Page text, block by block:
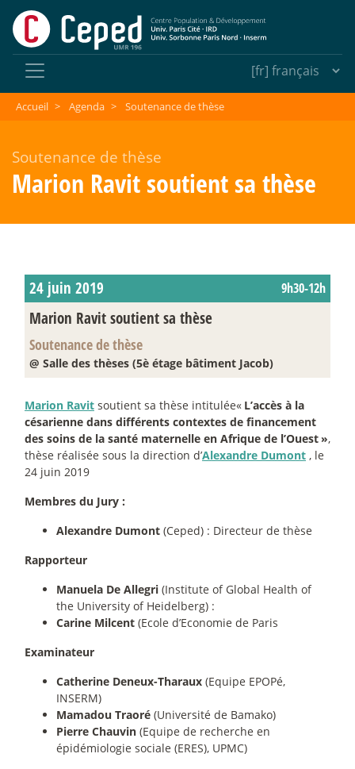
Accueil > Agenda > Soutenance de thèse
Soutenance de thèse
Marion Ravit soutient sa thèse
24 juin 2019 9h30-12h
Marion Ravit soutient sa thèse
Soutenance de thèse
@ Salle des thèses (5è étage bâtiment Jacob)
Marion Ravit soutient sa thèse intitulée« L’accès à la
césarienne dans différents contextes de financement
des soins de la santé maternelle en Afrique de l’Ouest»,
thèse réalisée sous la direction d’Alexandre Dumont , le
24 juin 2019
Membres du Jury :
Alexandre Dumont (Ceped) : Directeur de thèse
Rapporteur
Manuela De Allegri (Institute of Global Health of
the University of Heidelberg) :
Carine Milcent (Ecole d’Economie de Paris
Examinateur
Catherine Deneux-Tharaux (Equipe EPOPé,
INSERM)
Mamadou Traoré (Université de Bamako)
Pierre Chauvin (Equipe de recherche en
épidémiologie sociale (ERES), UPMC)